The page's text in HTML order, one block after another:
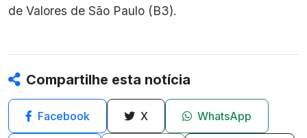
de Valores de São Paulo (B3).
Compartilhe esta notícia
Facebook X WhatsApp